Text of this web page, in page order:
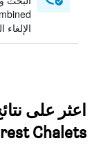
الإلغاء
اعثر على
Chalets